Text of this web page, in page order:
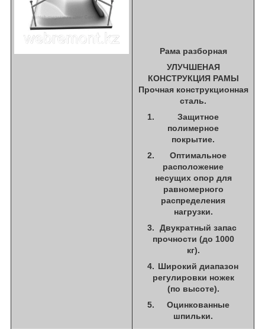
Рама разборная
УЛУЧШЕНАЯ
КОНСТРУКЦИЯ РАМЫ
Прочная конструкционная
сталь.
Защитное
полимерное
покрытие.
Оптимальное
расположение
несущих опор для
равномерного
распределения
нагрузки.
Двукратный запас
прочности (до 1000
кг).
Широкий диапазон
регулировки ножек
(по высоте).
Оцинкованные
шпильки.